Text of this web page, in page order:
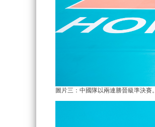
圖片三：中國隊以兩連勝晉級準決賽。